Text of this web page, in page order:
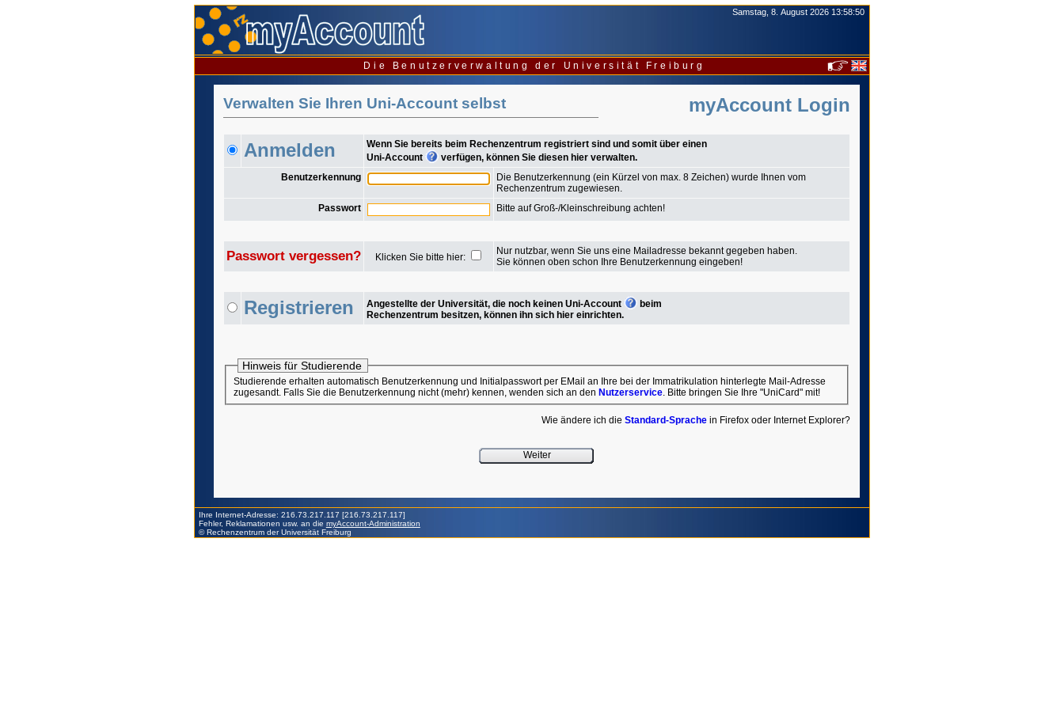
Die Benutzerverwaltung der Universität Freiburg
Verwalten Sie Ihren Uni-Account selbst myAccount Login
Anmelden
Wenn Sie bereits beim Rechenzentrum registriert sind und somit über einen
Uni-Account
verfügen, können Sie diesen hier verwalten.
Benutzerkennung
Die Benutzerkennung (ein Kürzel von max. 8 Zeichen) wurde Ihnen vom
Rechenzentrum zugewiesen.
Passwort
Bitte auf Groß-/Kleinschreibung achten!
Passwort vergessen? Klicken Sie bitte hier:
Nur nutzbar, wenn Sie uns eine Mailadresse bekannt gegeben haben.
Sie können oben schon Ihre Benutzerkennung eingeben!
Registrieren Angestellte der Universität, die noch keinen Uni-Account
beim
Rechenzentrum besitzen, können ihn sich hier einrichten.
Hinweis für Studierende
Studierende erhalten automatisch Benutzerkennung und Initialpasswort per EMail an Ihre bei der Immatrikulation hinterlegte Mail-Adresse
zugesandt. Falls Sie die Benutzerkennung nicht (mehr) kennen, wenden sich an den Nutzerservice . Bitte bringen Sie Ihre "UniCard" mit!
Wie ändere ich die Standard-Sprache in Firefox oder Internet Explorer?
Ihre Internet-Adresse: 216.73.217.117 [216.73.217.117]
Fehler, Reklamationen usw. an die myAccount-Administration
© Rechenzentrum der Universität Freiburg